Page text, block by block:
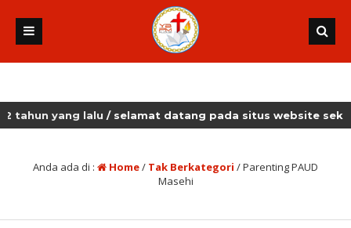
yang lalu/ selamat datang pada situs website sekolah
Anda ada di : Home/ Tak Berkategori /Parenting PAUD
Masehi